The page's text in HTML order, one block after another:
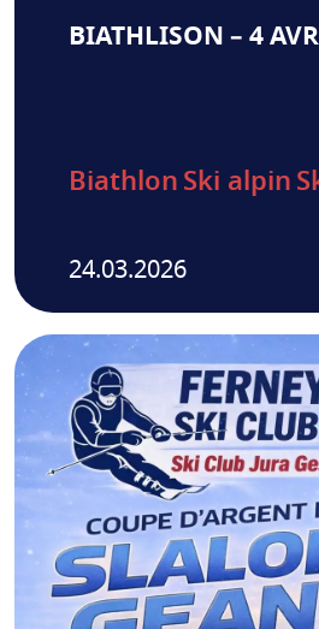
BIATHLISON – 4
Biathlon Ski alpin
24.03.2026